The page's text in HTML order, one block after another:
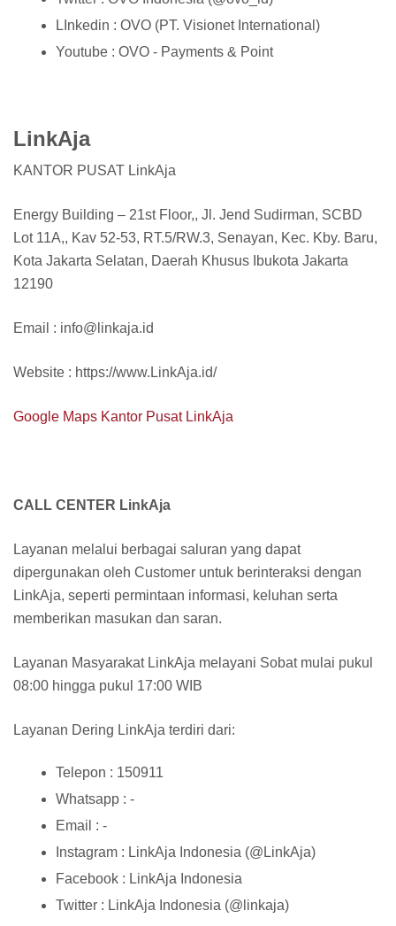
LInkedin : OVO (PT. Visionet International)
Youtube : OVO - Payments & Point
LinkAja
KANTOR PUSAT LinkAja
Energy Building – 21st Floor,, Jl. Jend Sudirman, SCBD
Lot 11A,, Kav 52-53, RT.5/RW.3, Senayan, Kec. Kby. Baru,
Kota Jakarta Selatan, Daerah Khusus Ibukota Jakarta
12190
Email : info@linkaja.id
Website : https://www.LinkAja.id/
Google Maps Kantor Pusat LinkAja
CALL CENTER LinkAja
Layanan melalui berbagai saluran yang dapat
dipergunakan oleh Customer untuk berinteraksi dengan
LinkAja, seperti permintaan informasi, keluhan serta
memberikan masukan dan saran.
Layanan Masyarakat LinkAja melayani Sobat mulai pukul
08:00 hingga pukul 17:00 WIB
Layanan Dering LinkAja terdiri dari:
Telepon : 150911
Whatsapp : -
Email : -
Instagram : LinkAja Indonesia (@LinkAja)
Facebook : LinkAja Indonesia
Twitter : LinkAja Indonesia (@linkaja)